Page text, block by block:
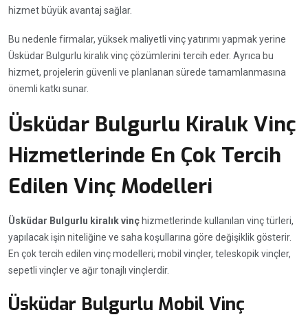
hizmet büyük avantaj sağlar.
Bu nedenle firmalar, yüksek maliyetli vinç yatırımı yapmak yerine
Üsküdar Bulgurlu kiralık vinç çözümlerini tercih eder. Ayrıca bu
hizmet, projelerin güvenli ve planlanan sürede tamamlanmasına
önemli katkı sunar.
Üsküdar Bulgurlu Kiralık Vinç
Hizmetlerinde En Çok Tercih
Edilen Vinç Modelleri
Üsküdar Bulgurlu kiralık vinç hizmetlerinde kullanılan vinç türleri,
yapılacak işin niteliğine ve saha koşullarına göre değişiklik gösterir.
En çok tercih edilen vinç modelleri; mobil vinçler, teleskopik vinçler,
sepetli vinçler ve ağır tonajlı vinçlerdir.
Üsküdar Bulgurlu Mobil Vinç